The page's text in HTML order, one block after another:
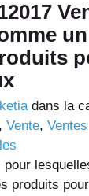
dans la
, Vente, Ventes
pour
produits